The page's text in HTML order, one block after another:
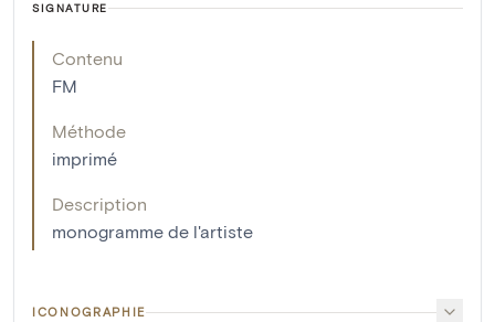
SIGNATURE
Contenu
FM
Méthode
imprimé
Description
monogramme de l'artiste
ICONOGRAPHIE